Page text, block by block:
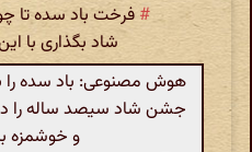
# فرخت باد سده
شاد بگذاری با
هوش مصنوعی: باد سده را
جشن شاد سیصد ساله را
و خوشمزه